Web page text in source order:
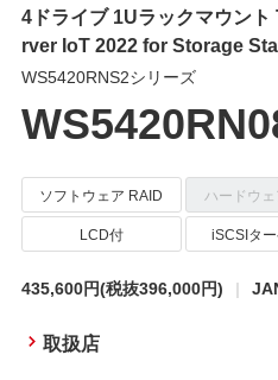
4ドライブ 1Uラックマウン
rver IoT 2022 for Storage
WS5420RNS2シリーズ
ソフトウェア RAID ハードウ
LCD付
iSCSIタ
435,600円(税抜396,000円)
取扱店